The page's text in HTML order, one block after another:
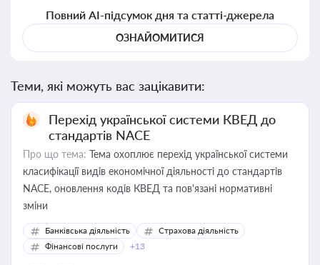
Повний AI-підсумок дня та статті-джерела
ОЗНАЙОМИТИСЯ
Теми, які можуть вас зацікавити:
Перехід української системи КВЕД до
стандартів NACE
Про що тема: Тема охоплює перехід української системи
класифікації видів економічної діяльності до стандартів
NACE, оновлення кодів КВЕД та пов'язані нормативні
зміни
Банківська діяльність
Страхова діяльність
Фінансові послуги
+13